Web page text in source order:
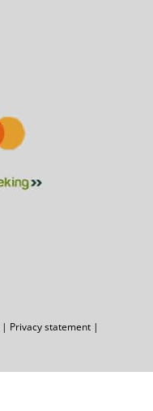
| Privacy statement |